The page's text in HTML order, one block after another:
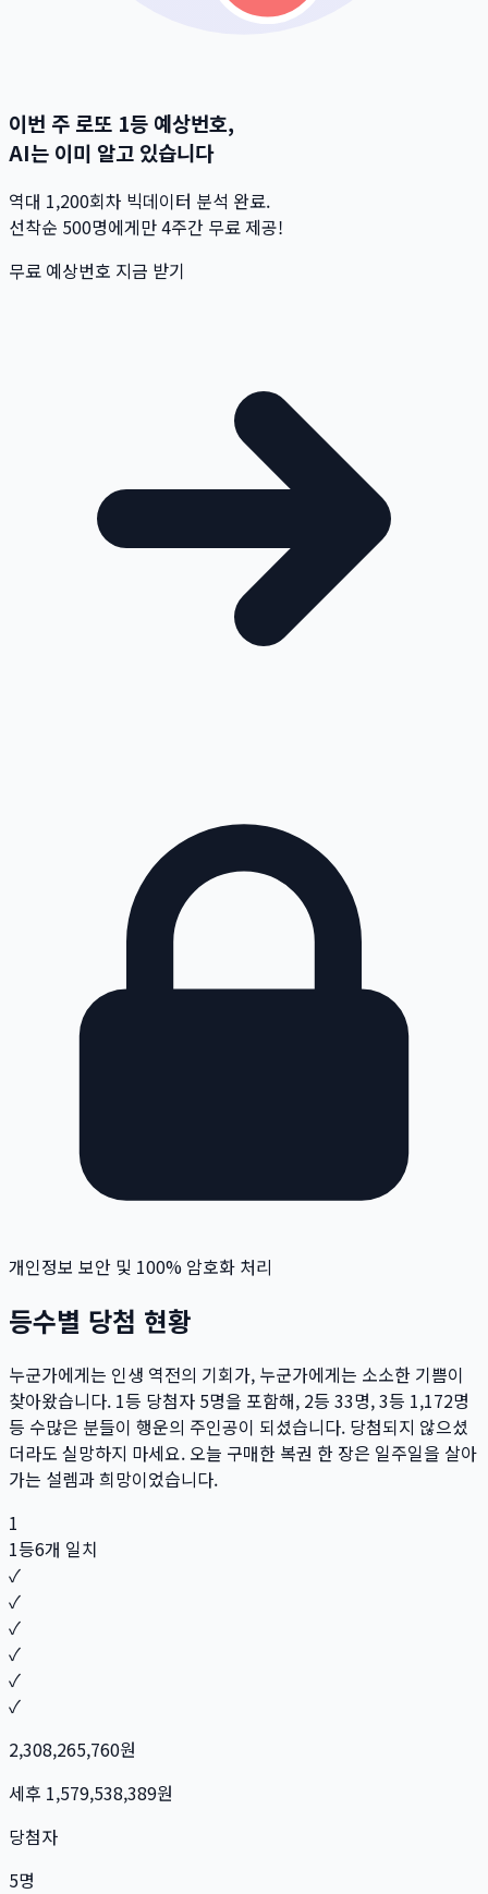
이번 주 로또 1등 예상번호,
AI는 이미 알고 있습니다
역대 1,200회차 빅데이터 분석 완료.
선착순 500명에게만 4주간 무료 제공!
무료 예상번호 지금 받기
개인정보 보안 및 100% 암호화 처리
등수별 당첨 현황
누군가에게는 인생 역전의 기회가, 누군가에게는 소소한 기쁨이
찾아왔습니다. 1등 당첨자 5명을 포함해, 2등 33명, 3등 1,172명
등 수많은 분들이 행운의 주인공이 되셨습니다. 당첨되지 않으셨
더라도 실망하지 마세요. 오늘 구매한 복권 한 장은 일주일을 살아
가는 설렘과 희망이었습니다.
1
1등6개 일치
✓
✓
✓
✓
✓
✓
2,308,265,760원
세후 1,579,538,389원
당첨자
5명